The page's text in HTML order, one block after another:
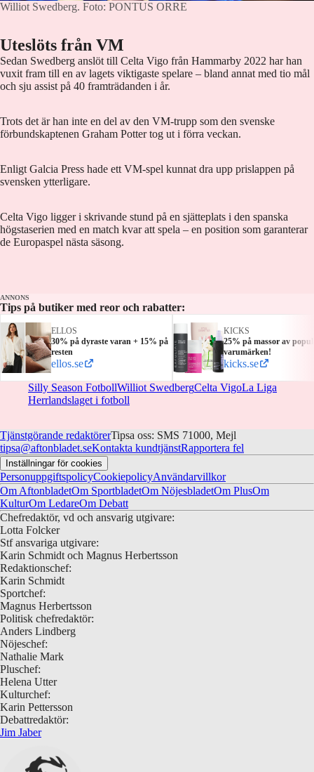
Williot Swedberg. Foto: PONTUS ORRE
Uteslöts från VM
Sedan Swedberg anslöt till Celta Vigo från Hammarby 2022 har han
vuxit fram till en av lagets viktigaste spelare – bland annat med tio mål
och sju assist på 40 framträdanden i år.
Trots det är han inte en del av den VM-trupp som den svenske
förbundskaptenen Graham Potter tog ut i förra veckan.
Enligt Galcia Press hade ett VM-spel kunnat dra upp prislappen på
svensken ytterligare.
Celta Vigo ligger i skrivande stund på en sjätteplats i den spanska
högstaserien med en match kvar att spela – en position som garanterar
de Europaspel nästa säsong.
ANNONS
Tips på butiker med reor och rabatter:
ELLOS
30% på dyraste varan + 15% på
resten
ellos.se
KICKS
25% på massor av
varumärken!
kicks.se
Silly Season FotbollWilliot SwedbergCelta VigoLa Liga
Herrlandslaget i fotboll
Tjänstgörande redaktörerTipsa oss: SMS 71000, Mejl
tipsa@aftonbladet.seKontakta kundtjänstRapportera fel
Inställningar för cookies
PersonuppgiftspolicyCookiepolicyAnvändarvillkor
Om AftonbladetOm SportbladetOm NöjesbladetOm PlusOm
KulturOm LedareOm Debatt
Chefredaktör, vd och ansvarig utgivare:
Lotta Folcker
Stf ansvariga utgivare:
Karin Schmidt och Magnus Herbertsson
Redaktionschef:
Karin Schmidt
Sportchef:
Magnus Herbertsson
Politisk chefredaktör:
Anders Lindberg
Nöjeschef:
Nathalie Mark
Pluschef:
Helena Utter
Kulturchef:
Karin Pettersson
Debattredaktör:
Jim Jaber